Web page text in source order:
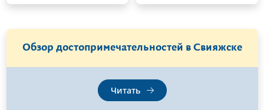
Обзор достопримечательностей в Свияжске
Читать